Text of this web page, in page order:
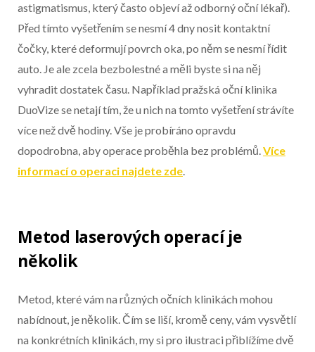
astigmatismus, který často objeví až odborný oční lékař).
Před tímto vyšetřením se nesmí 4 dny nosit kontaktní
čočky, které deformují povrch oka, po něm se nesmí řídit
auto. Je ale zcela bezbolestné a měli byste si na něj
vyhradit dostatek času. Například pražská oční klinika
DuoVize se netají tím, že u nich na tomto vyšetření strávíte
více než dvě hodiny. Vše je probíráno opravdu
dopodrobna, aby operace proběhla bez problémů.Více
informací o operaci najdete zde.
Metod laserových operací je
několik
Metod, které vám na různých očních klinikách mohou
nabídnout, je několik. Čím se liší, kromě ceny, vám vysvětlí
na konkrétních klinikách, my si pro ilustraci přiblížíme dvě